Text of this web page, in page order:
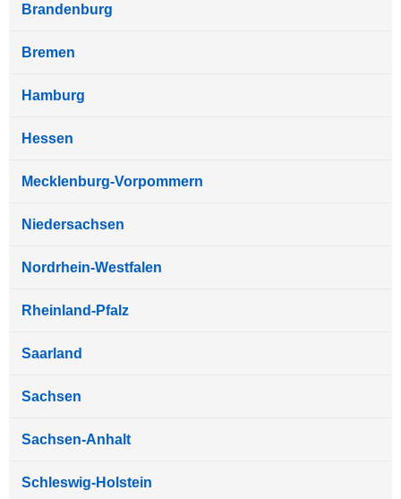
Brandenburg
Bremen
Hamburg
Hessen
Mecklenburg-Vorpommern
Niedersachsen
Nordrhein-Westfalen
Rheinland-Pfalz
Saarland
Sachsen
Sachsen-Anhalt
Schleswig-Holstein